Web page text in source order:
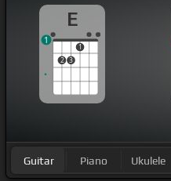
E
2 3
1
1
Guitar Piano Ukulele